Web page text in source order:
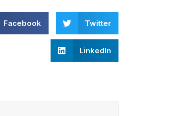
Facebook Twitter
LinkedIn